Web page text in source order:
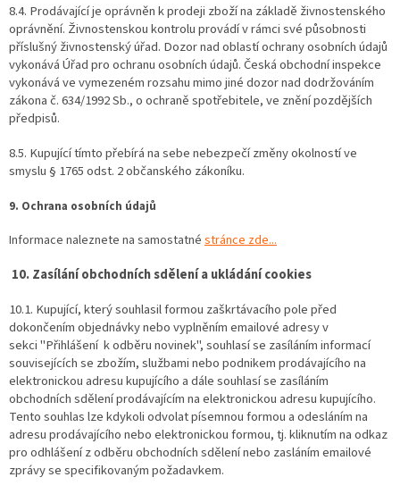
8.4. Prodávající je oprávněn k prodeji zboží na základě živnostenského
oprávnění. Živnostenskou kontrolu provádí v rámci své působnosti
příslušný živnostenský úřad. Dozor nad oblastí ochrany osobních údajů
vykonává Úřad pro ochranu osobních údajů. Česká obchodní inspekce
vykonává ve vymezeném rozsahu mimo jiné dozor nad dodržováním
zákona č. 634/1992 Sb., o ochraně spotřebitele, ve znění pozdějších
předpisů.
8.5. Kupující tímto přebírá na sebe nebezpečí změny okolností ve
smyslu § 1765 odst. 2 občanského zákoníku.
9. Ochrana osobních údajů
Informace naleznete na samostatné stránce zde...
10. Zasílání obchodních sdělení a ukládání cookies
10.1. Kupující, který souhlasil formou zaškrtávacího pole před
dokončením objednávky nebo vyplněním emailové adresy v
sekci "Přihlášení k odběru novinek", souhlasí se zasíláním informací
souvisejících se zbožím, službami nebo podnikem prodávajícího na
elektronickou adresu kupujícího a dále souhlasí se zasíláním
obchodních sdělení prodávajícím na elektronickou adresu kupujícího.
Tento souhlas lze kdykoli odvolat písemnou formou a odesláním na
adresu prodávajícího nebo elektronickou formou, tj. kliknutím na odkaz
pro odhlášení z odběru obchodních sdělení nebo zasláním emailové
zprávy se specifikovaným požadavkem.